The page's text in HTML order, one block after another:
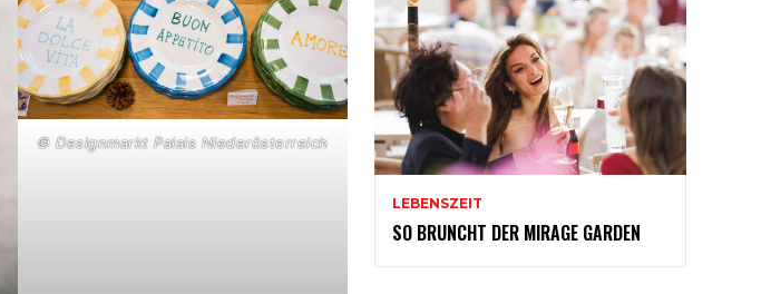
© Designmarkt Palais Niederösterreich
LEBENSZEIT
SO BRUNCHT DER MIRAGE GARDEN